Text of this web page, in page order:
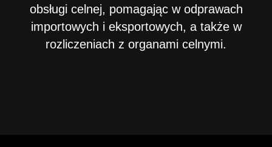
obsługi celnej, pomagając w odprawach
importowych i eksportowych, a także w
rozliczeniach z organami celnymi.